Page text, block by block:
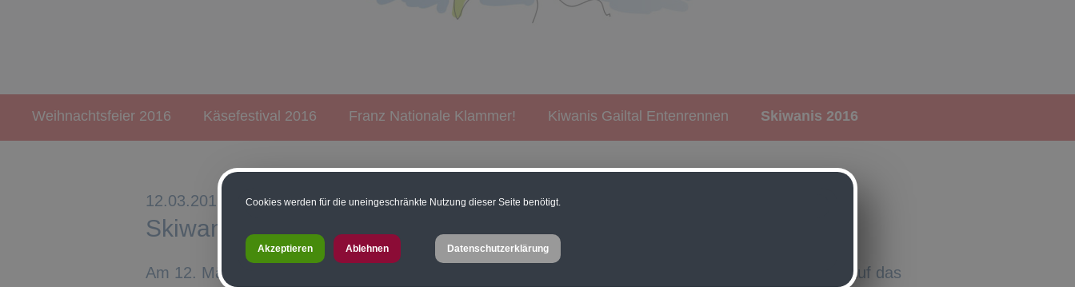
Weihnachtsfeier 2016 Käsefestival 2016 Franz Nationale Klammer! Kiwanis Gailtal Entenrennen Skiwanis 2016
12.03.2016
Skiwanis 2016
Am 12. März 2016 lud der Kiwanis Club Gailtal bereits das 10. Mal zum spannenden Skiwettkampf auf das
Cookies werden für die uneingeschränkte Nutzung dieser Seite benötigt.
Akzeptieren Ablehnen Datenschutzerklärung